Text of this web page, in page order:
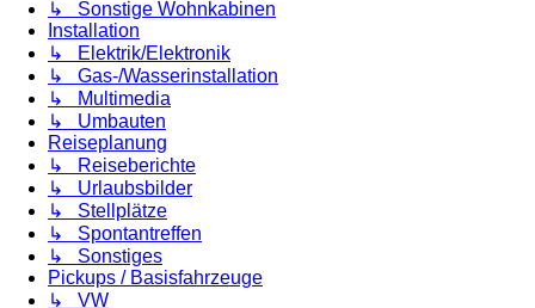
↳ Sonstige Wohnkabinen
Installation
↳ Elektrik/Elektronik
↳ Gas-/Wasserinstallation
↳ Multimedia
↳ Umbauten
Reiseplanung
↳ Reiseberichte
↳ Urlaubsbilder
↳ Stellplätze
↳ Spontantreffen
↳ Sonstiges
Pickups / Basisfahrzeuge
↳ VW